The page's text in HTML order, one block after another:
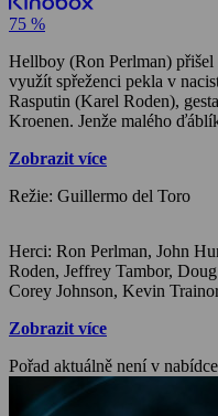
75 %
Hellboy (Ron Perlman) přišel
využít spřeženci pekla v
Rasputin (Karel Roden),
Kroenen. Jenže malého
tajném Broomově Úřadu pro
využíváni při mimořádných
profesor Broom. Vědec tuší,
Proto najde zachránce,
Zobrazit více
Režie: Guillermo del Toro
Herci: Ron Perlman, John Hurt, Selma Blair, Rupert Evans, Karel
Roden, Jeffrey Tambor, Doug Jones, Brian Steele, Biddy Hodson,
Corey Johnson, Kevin
Zobrazit více
Pořad aktuálně není v nabídce